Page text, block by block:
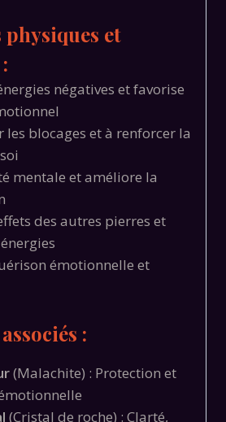
physiques et
négatives et favorise
les blocages et à renforcer la
mentale et améliore la
des autres pierres et
émotionnelle et
:
(Malachite) : Protection et
(Cristal de roche) : Clarté,